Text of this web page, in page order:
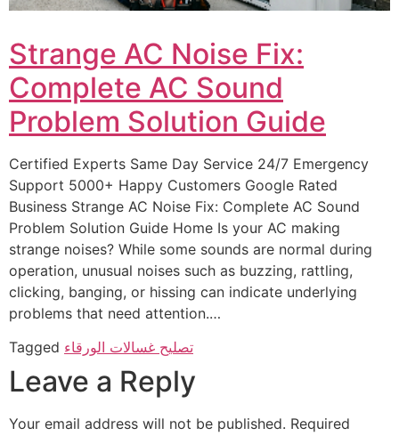
Strange AC Noise Fix:
Complete AC Sound
Problem Solution Guide
Certified Experts Same Day Service 24/7 Emergency
Support 5000+ Happy Customers Google Rated
Business Strange AC Noise Fix: Complete AC Sound
Problem Solution Guide Home Is your AC making
strange noises? While some sounds are normal during
operation, unusual noises such as buzzing, rattling,
clicking, banging, or hissing can indicate underlying
problems that need attention.…
Tagged تصليح غسالات الورقاء
Leave a Reply
Your email address will not be published. Required